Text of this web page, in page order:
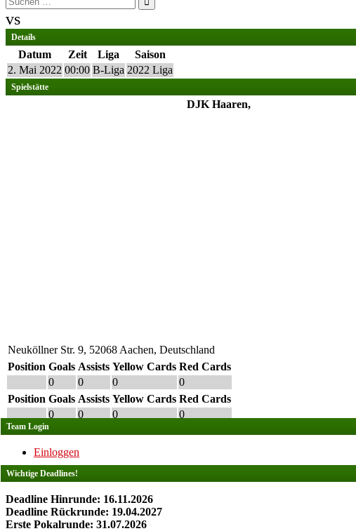
nach:
vs
Details
Datum Zeit Liga
Saison
2. Mai 2022 00:00 B-Liga 2022 Liga
Spielstätte
DJK Haaren,
Neuköllner Str. 9, 52068 Aachen, Deutschland
Position Goals Assists Yellow Cards Red Cards
0
0 0
0
Position Goals Assists Yellow Cards Red Cards
0
0 0 0
Team Login
Einloggen
Wichtige Deadlines!
Deadline Hinrunde: 16.11.2026
Deadline Rückrunde: 19.04.2027
Erste Pokalrunde: 31.07.2026